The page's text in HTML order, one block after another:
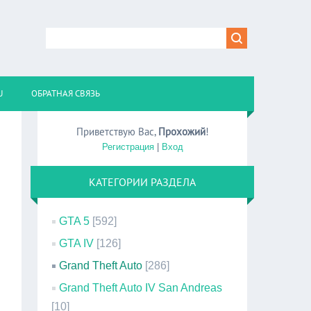
ОБРАТНАЯ СВЯЗЬ
Приветствую Вас, Прохожий!
Регистрация| Вход
КАТЕГОРИИ РАЗДЕЛА
GTA 5 [592]
GTA IV [126]
Grand Theft Auto [286]
Grand Theft Auto IV San Andreas
[10]